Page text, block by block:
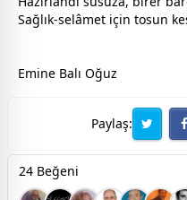
Sağlık-selâmet için tosun
Emine Balı Oğuz
Paylaş:
24 Beğeni